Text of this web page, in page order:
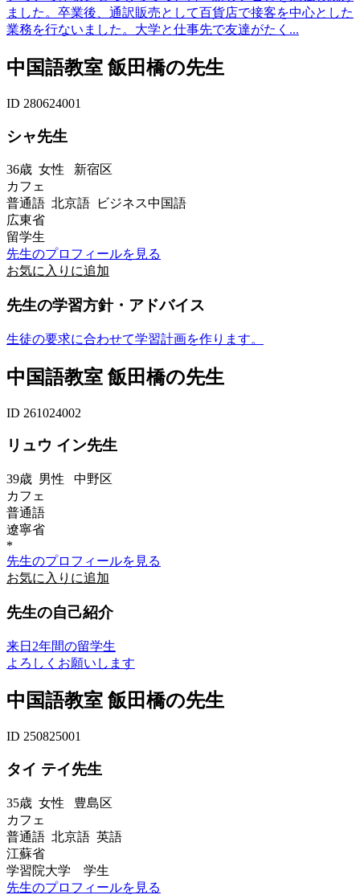
ました。卒業後、通訳販売として百貨店で接客を中心とした
業務を行ないました。大学と仕事先で友達がたく...
中国語教室 飯田橋の先生
ID 280624001
シャ先生
36歳 女性 新宿区
カフェ
普通語 北京語 ビジネス中国語
広東省
留学生
先生のプロフィールを見る
お気に入りに追加
先生の学習方針・アドバイス
生徒の要求に合わせて学習計画を作ります。
中国語教室 飯田橋の先生
ID 261024002
リュウ イン先生
39歳 男性 中野区
カフェ
普通語
遼寧省
*
先生のプロフィールを見る
お気に入りに追加
先生の自己紹介
来日2年間の留学生
よろしくお願いします
中国語教室 飯田橋の先生
ID 250825001
タイ テイ先生
35歳 女性 豊島区
カフェ
普通語 北京語 英語
江蘇省
学習院大学 学生
先生のプロフィールを見る